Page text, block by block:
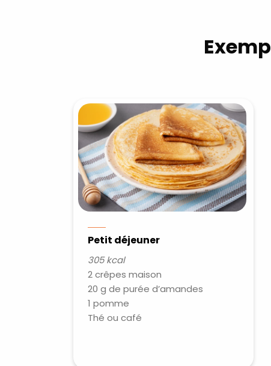
Petit déjeuner
305 kcal
2 crêpes maison
20 g de purée d’amandes
1 pomme
Thé ou café